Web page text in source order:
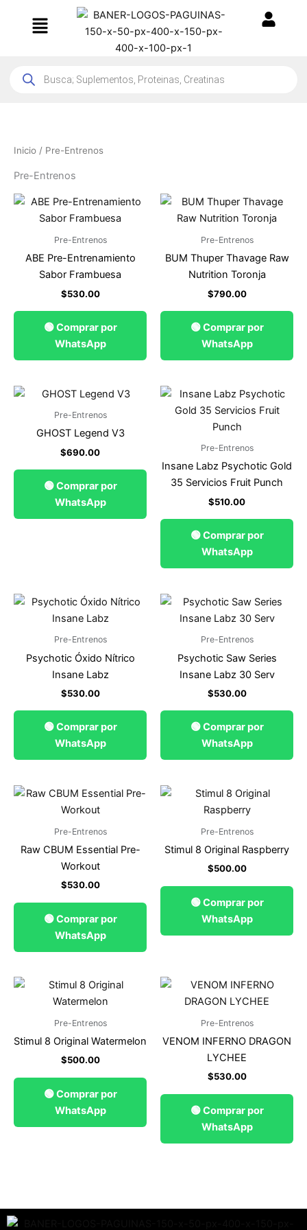
Menú
search
Inicio / Pre-Entrenos
Pre-Entrenos
Pre-Entrenos
ABE Pre-Entrenamiento
Sabor Frambuesa
$530.00
🟢 Comprar por
WhatsApp
Pre-Entrenos
BUM Thuper Thavage Raw
Nutrition Toronja
$790.00
🟢 Comprar por
WhatsApp
Pre-Entrenos
GHOST Legend V3
$690.00
🟢 Comprar por
WhatsApp
Pre-Entrenos
Insane Labz Psychotic Gold
35 Servicios Fruit Punch
$510.00
🟢 Comprar por
WhatsApp
Pre-Entrenos
Psychotic Óxido Nítrico
Insane Labz
$530.00
🟢 Comprar por
WhatsApp
Pre-Entrenos
Psychotic Saw Series
Insane Labz 30 Serv
$530.00
🟢 Comprar por
WhatsApp
Pre-Entrenos
Raw CBUM Essential Pre-
Workout
$530.00
🟢 Comprar por
WhatsApp
Pre-Entrenos
Stimul 8 Original Raspberry
$500.00
🟢 Comprar por
WhatsApp
Pre-Entrenos
Stimul 8 Original Watermelon
$500.00
🟢 Comprar por
WhatsApp
Pre-Entrenos
VENOM INFERNO DRAGON
LYCHEE
$530.00
🟢 Comprar por
WhatsApp